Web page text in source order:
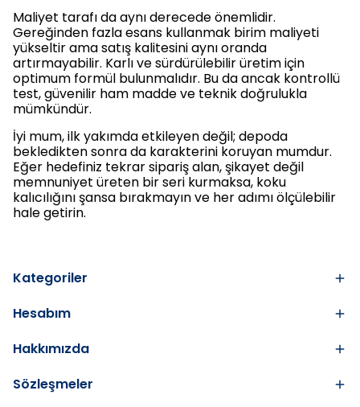
Maliyet tarafı da aynı derecede önemlidir.
Gereğinden fazla esans kullanmak birim maliyeti
yükseltir ama satış kalitesini aynı oranda
artırmayabilir. Karlı ve sürdürülebilir üretim için
optimum formül bulunmalıdır. Bu da ancak kontrollü
test, güvenilir ham madde ve teknik doğrulukla
mümkündür.
İyi mum, ilk yakımda etkileyen değil; depoda
bekledikten sonra da karakterini koruyan mumdur.
Eğer hedefiniz tekrar sipariş alan, şikayet değil
memnuniyet üreten bir seri kurmaksa, koku
kalıcılığını şansa bırakmayın ve her adımı ölçülebilir
hale getirin.
Kategoriler
Hesabım
Hakkımızda
Sözleşmeler